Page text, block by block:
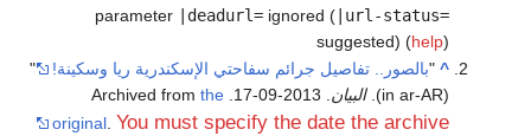
parameter
|deadurl= ignored ( |url-status=
suggested) (help)
^
"بالصور.. تفاصيل جرائم سفاحتي الإسكندرية ريا وسكينة!
"
(in ar-AR).
البيان. 2013-09-17. Archived from
the
original. You must specify the date the archive